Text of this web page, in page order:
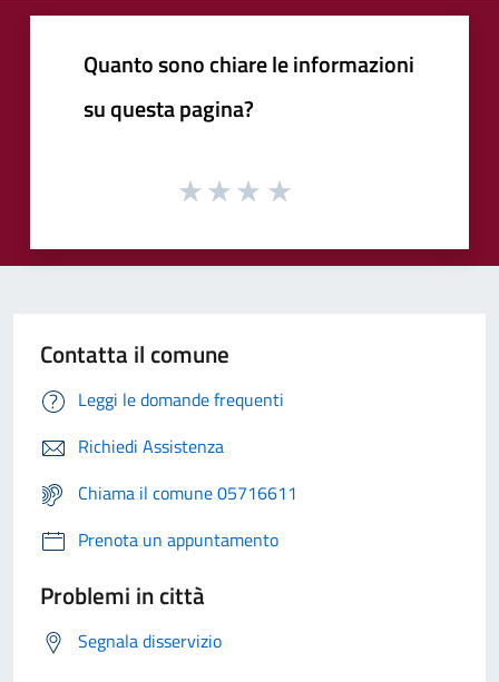
Quanto sono chiare le informazioni
su questa pagina?
Contatta il comune
Leggi le domande frequenti
Richiedi Assistenza
Chiama il comune 05716611
Prenota un appuntamento
Problemi in città
Segnala disservizio